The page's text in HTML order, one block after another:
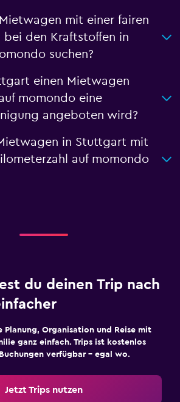
mit einer fairen
bei den Kraftstoffen in
suchen?
einen Mietwagen
momondo eine
angeboten wird?
in Stuttgart mit
auf momondo
du deinen Trip nach
Planung, Organisation und Reise mit
ganz einfach. Trips ist kostenlos
verfügbar – egal wo.
Jetzt Trips nutzen